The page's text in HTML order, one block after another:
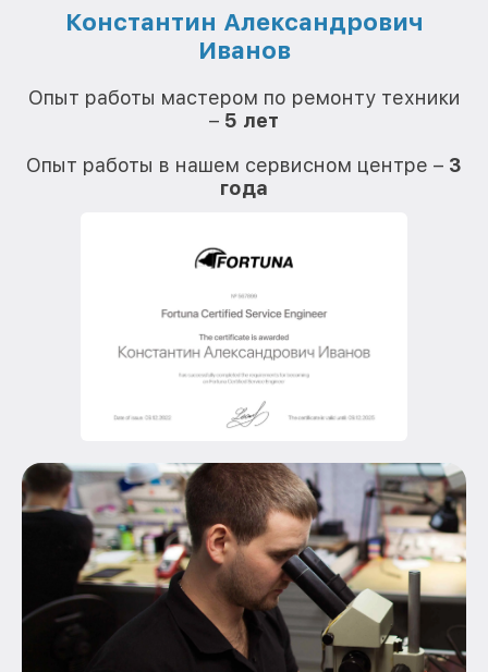
Константин Александрович
Иванов
Опыт работы мастером по ремонту техники
– 5 лет
Опыт работы в нашем сервисном центре – 3
года